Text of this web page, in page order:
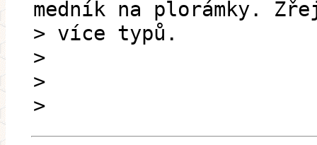
medník na plorámky.
> více typů.
>
>
>